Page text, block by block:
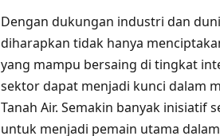
Dengan dukungan industri dan
diharapkan tidak hanya
yang mampu bersaing di tingkat
sektor dapat menjadi kunci dalam
Tanah Air. Semakin banyak inisiatif
untuk menjadi pemain utama